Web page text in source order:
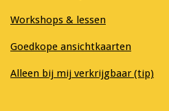
Workshops & lessen
Goedkope ansichtkaarten
Alleen bij mij verkrijgbaar (tip)